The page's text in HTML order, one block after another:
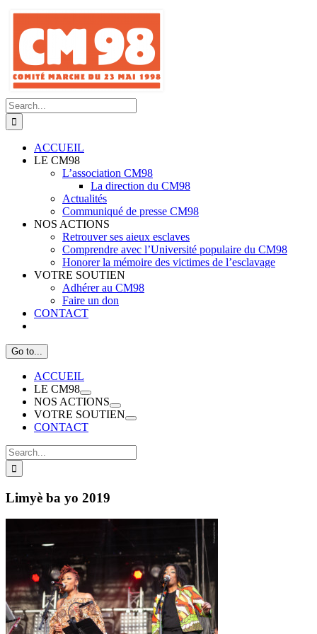
Skip
content
Search
for:
ACCUEIL
LE CM98
L’association CM98
La direction du CM98
Actualités
Communiqué de presse CM98
NOS ACTIONS
Retrouver ses aieux esclaves
Comprendre avec l’Université populaire du CM98
Honorer la mémoire des victimes de l’esclavage
VOTRE SOUTIEN
Adhérer au CM98
Faire un don
CONTACT
Go to...
ACCUEIL
LE CM98
NOS ACTIONS
VOTRE SOUTIEN
CONTACT
Search
for:
Limyè ba yo 2019